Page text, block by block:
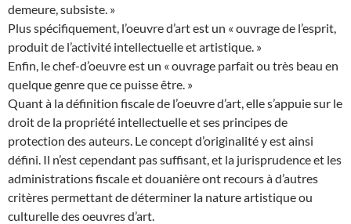
demeure, subsiste. »
Plus spécifiquement, l’oeuvre d’art est un « ouvrage de l’esprit,
produit de l’activité intellectuelle et artistique. »
Enfin, le chef-d’oeuvre est un « ouvrage parfait ou très beau en
quelque genre que ce puisse être. »
Quant à la définition fiscale de l’oeuvre d’art, elle s’appuie sur le
droit de la propriété intellectuelle et ses principes de
protection des auteurs. Le concept d’originalité y est ainsi
défini. Il n’est cependant pas suffisant, et la jurisprudence et les
administrations fiscale et douanière ont recours à d’autres
critères permettant de déterminer la nature artistique ou
culturelle des oeuvres d’art.